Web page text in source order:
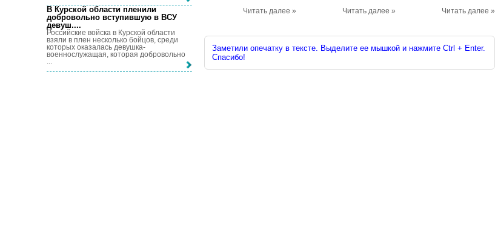
Читать далее » Читать далее » Читать далее »
Заметили опечатку в тексте. Выделите ее мышкой и нажмите Ctrl + Enter.
Спасибо!
В Курской области пленили
добровольно вступившую в ВСУ
девуш....
Российские войска в Курской области
взяли в плен несколько бойцов, среди
которых оказалась девушка-
военнослужащая, которая добровольно
...